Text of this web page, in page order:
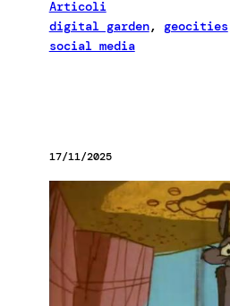
Articoli
digital garden, geocities
social media
17/11/2025